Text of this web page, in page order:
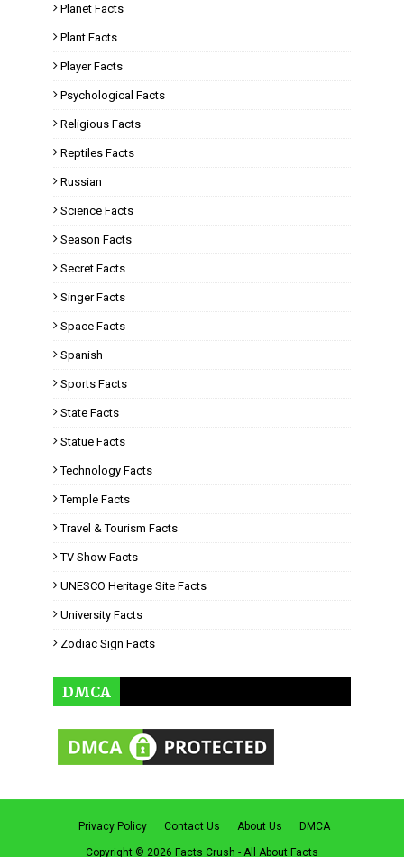
Planet Facts
Plant Facts
Player Facts
Psychological Facts
Religious Facts
Reptiles Facts
Russian
Science Facts
Season Facts
Secret Facts
Singer Facts
Space Facts
Spanish
Sports Facts
State Facts
Statue Facts
Technology Facts
Temple Facts
Travel & Tourism Facts
TV Show Facts
UNESCO Heritage Site Facts
University Facts
Zodiac Sign Facts
DMCA
Privacy Policy Contact Us About Us DMCA
Copyright © 2026 Facts Crush - All About Facts